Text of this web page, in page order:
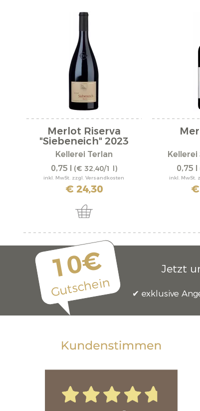
Merlot Riserva
"Siebeneich" 2023
Kellerei Terlan
0,75 l (€ 32,40/1 l)
inkl. MwSt. zzgl. Versandkosten
€ 24,30
0,75 l
inkl. MwSt.
€
10€
Gutschein
Jetzt
exklusive